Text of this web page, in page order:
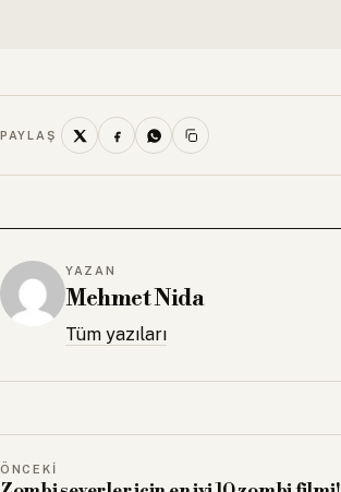
PAYLAŞ
YAZAN
Mehmet Nida
Tüm yazıları
ÖNCEKI